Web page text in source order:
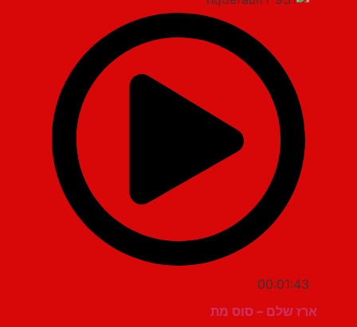
00:01:43
ארז שלם – סוס מת